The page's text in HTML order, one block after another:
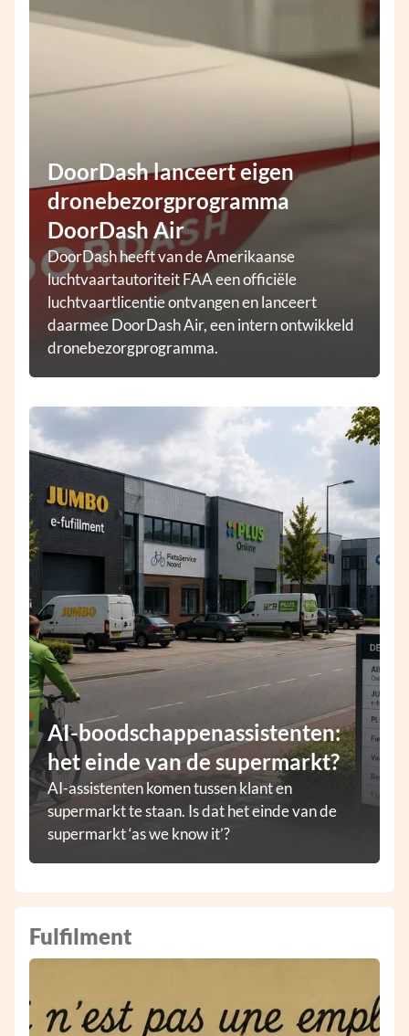
AI-boodschappenassistenten:
het einde van de supermarkt?
AI-assistenten komen tussen klant en
supermarkt te staan. Is dat het einde van de
supermarkt ‘as we know it’?
DoorDash lanceert eigen
dronebezorgprogramma
DoorDash Air
DoorDash heeft van de Amerikaanse
luchtvaartautoriteit FAA een officiële
luchtvaartlicentie ontvangen en lanceert
daarmee DoorDash Air, een intern ontwikkeld
dronebezorgprogramma.
Fulfilment